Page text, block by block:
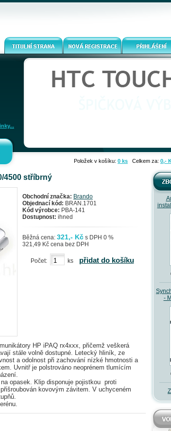
Položek v košíku: 0 ks Celkem za: 0,-
-
4500 stříbrný
Obchodní značka: Brando
Objednací kód: BRAN.1701
Kód výrobce: PBA-141
Dostupnost: ihned
Běžná cena: 321,- Kč s DPH 0 %
321,49 Kč cena bez DPH
Počet: ks přidat do košíku
HP iPAQ rx4xxx, přičemž veškerá
stále volně dostupné. Letecký hliník, ze
a odolnost při zachování nízké hmotnosti a
Uvnitř je polstrováno neoprénem tlumícím
opasek. Klip disponuje pojistkou proti
kovovým závitem. V uchyceném